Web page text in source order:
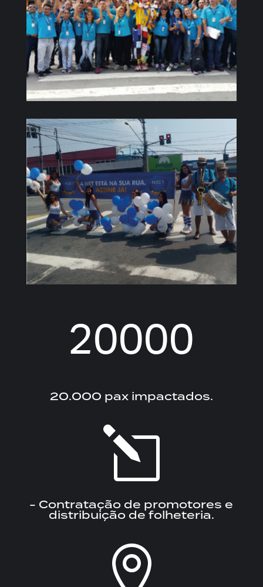
20000
20.000 pax impactados.
l
- Contratação de promotores e
distribuição de folheteria.
